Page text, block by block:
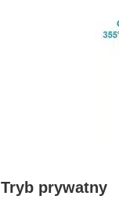
Tryb prywatny